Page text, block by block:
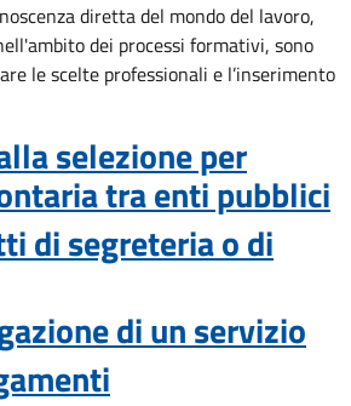
diretta del mondo del lavoro,
dei processi formativi, sono
le scelte professionali e l’inserimento
selezione per
tra enti pubblici
di segreteria o di
di un servizio